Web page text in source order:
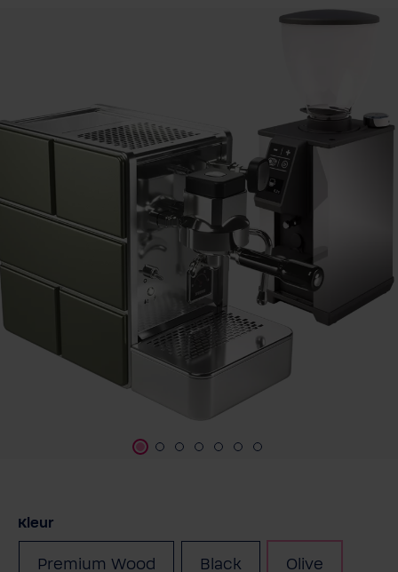
Selecteer
Kleur
Premium Wood Black (Deze optie is
Olive